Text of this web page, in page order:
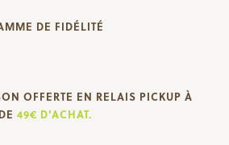
DE FIDÉLITÉ
OFFERTE EN RELAIS PICKUP À
49€ D'ACHAT.